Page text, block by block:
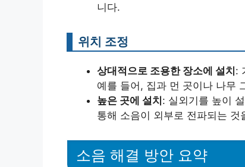
니다.
위치 조정
상대적으로 조용한 장소에 설치:
예를 들어, 집과 먼 곳이나 나무
높은 곳에 설치: 실외기를 높이
통해 소음이 외부로 전파되는 것
소음 해결 방안 요약